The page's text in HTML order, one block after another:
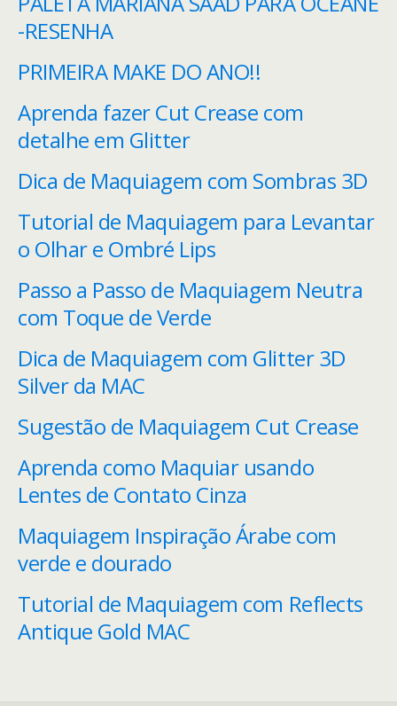
-RESENHA
PRIMEIRA MAKE DO ANO!!
Aprenda fazer Cut Crease com
detalhe em Glitter
Dica de Maquiagem com Sombras 3D
Tutorial de Maquiagem para Levantar
o Olhar e Ombré Lips
Passo a Passo de Maquiagem Neutra
com Toque de Verde
Dica de Maquiagem com Glitter 3D
Silver da MAC
Sugestão de Maquiagem Cut Crease
Aprenda como Maquiar usando
Lentes de Contato Cinza
Maquiagem Inspiração Árabe com
verde e dourado
Tutorial de Maquiagem com Reflects
Antique Gold MAC